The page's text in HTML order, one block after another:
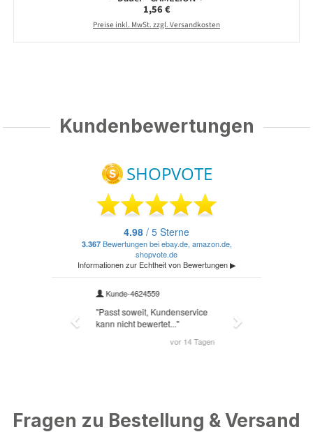
Regulärer Preis:
1,56 €
Preise inkl. MwSt. zzgl. Versandkosten
Kundenbewertungen
Fragen zu Bestellung & Versand